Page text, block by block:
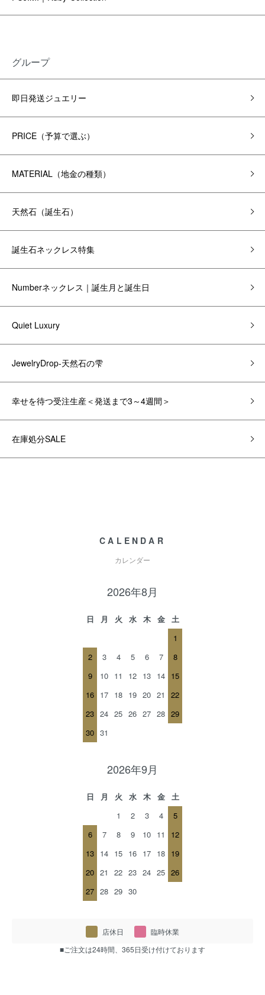
グループ
即日発送ジュエリー
PRICE（予算で選ぶ）
MATERIAL（地金の種類）
天然石（誕生石）
誕生石ネックレス特集
Numberネックレス｜誕生月と誕生日
Quiet Luxury
JewelryDrop-天然石の雫
幸せを待つ受注生産＜発送まで3～4週間＞
在庫処分SALE
CALENDAR
カレンダー
2026年8月
日 月 火 水 木 金
土
1
2
3 4 5 6 7
8
9
10 11 12 13 14 15
16 17 18 19 20 21
22
23 24 25 26 27 28 29
30 31
2026年9月
日 月 火 水 木 金
土
1
2 3 4
5
6
7 8 9 10 11
12
13 14 15 16 17 18 19
20 21 22 23 24 25 26
27 28 29 30
店休日
臨時休業
■ご注文は24時間、365日受け付けております